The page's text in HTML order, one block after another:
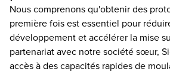
Nous comprenons qu'obtenir des
première fois est essentiel pour
développement et accélérer la mise
partenariat avec notre société sœur,
accès à des capacités rapides de